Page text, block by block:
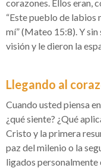
corazones. Ellos eran,
“Este pueblo de labios
mí” (Mateo 15:8). Y
visión y le dieron la
Llegando al
Cuando usted piensa
¿qué siente? ¿Qué
Cristo y la primera
paz del milenio o la
ligados